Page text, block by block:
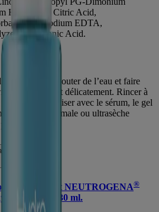
Hydroxide, Citric Acid,
20, Disodium EDTA,
Hyaluronic Acid.
les mains, ajouter de l’eau et faire
en massant délicatement. Rincer à
intense, utiliser avec le sérum, le gel
pour peau normale ou ultrasèche
format
hydratant NEUTROGENA®
230 ml.